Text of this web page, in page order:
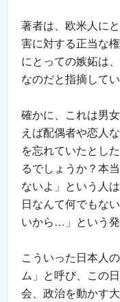
著者は、欧米人に
害に対する正当な
にとっての嫉妬は
なのだと指摘してい
確かに、これは男
えば配偶者や恋人
を忘れていたとし
るでしょうか？本
ないよ」という人
日なんて何でもな
いから…」という発
こういった日本人
ム」と呼び、この
会、政治を動かす